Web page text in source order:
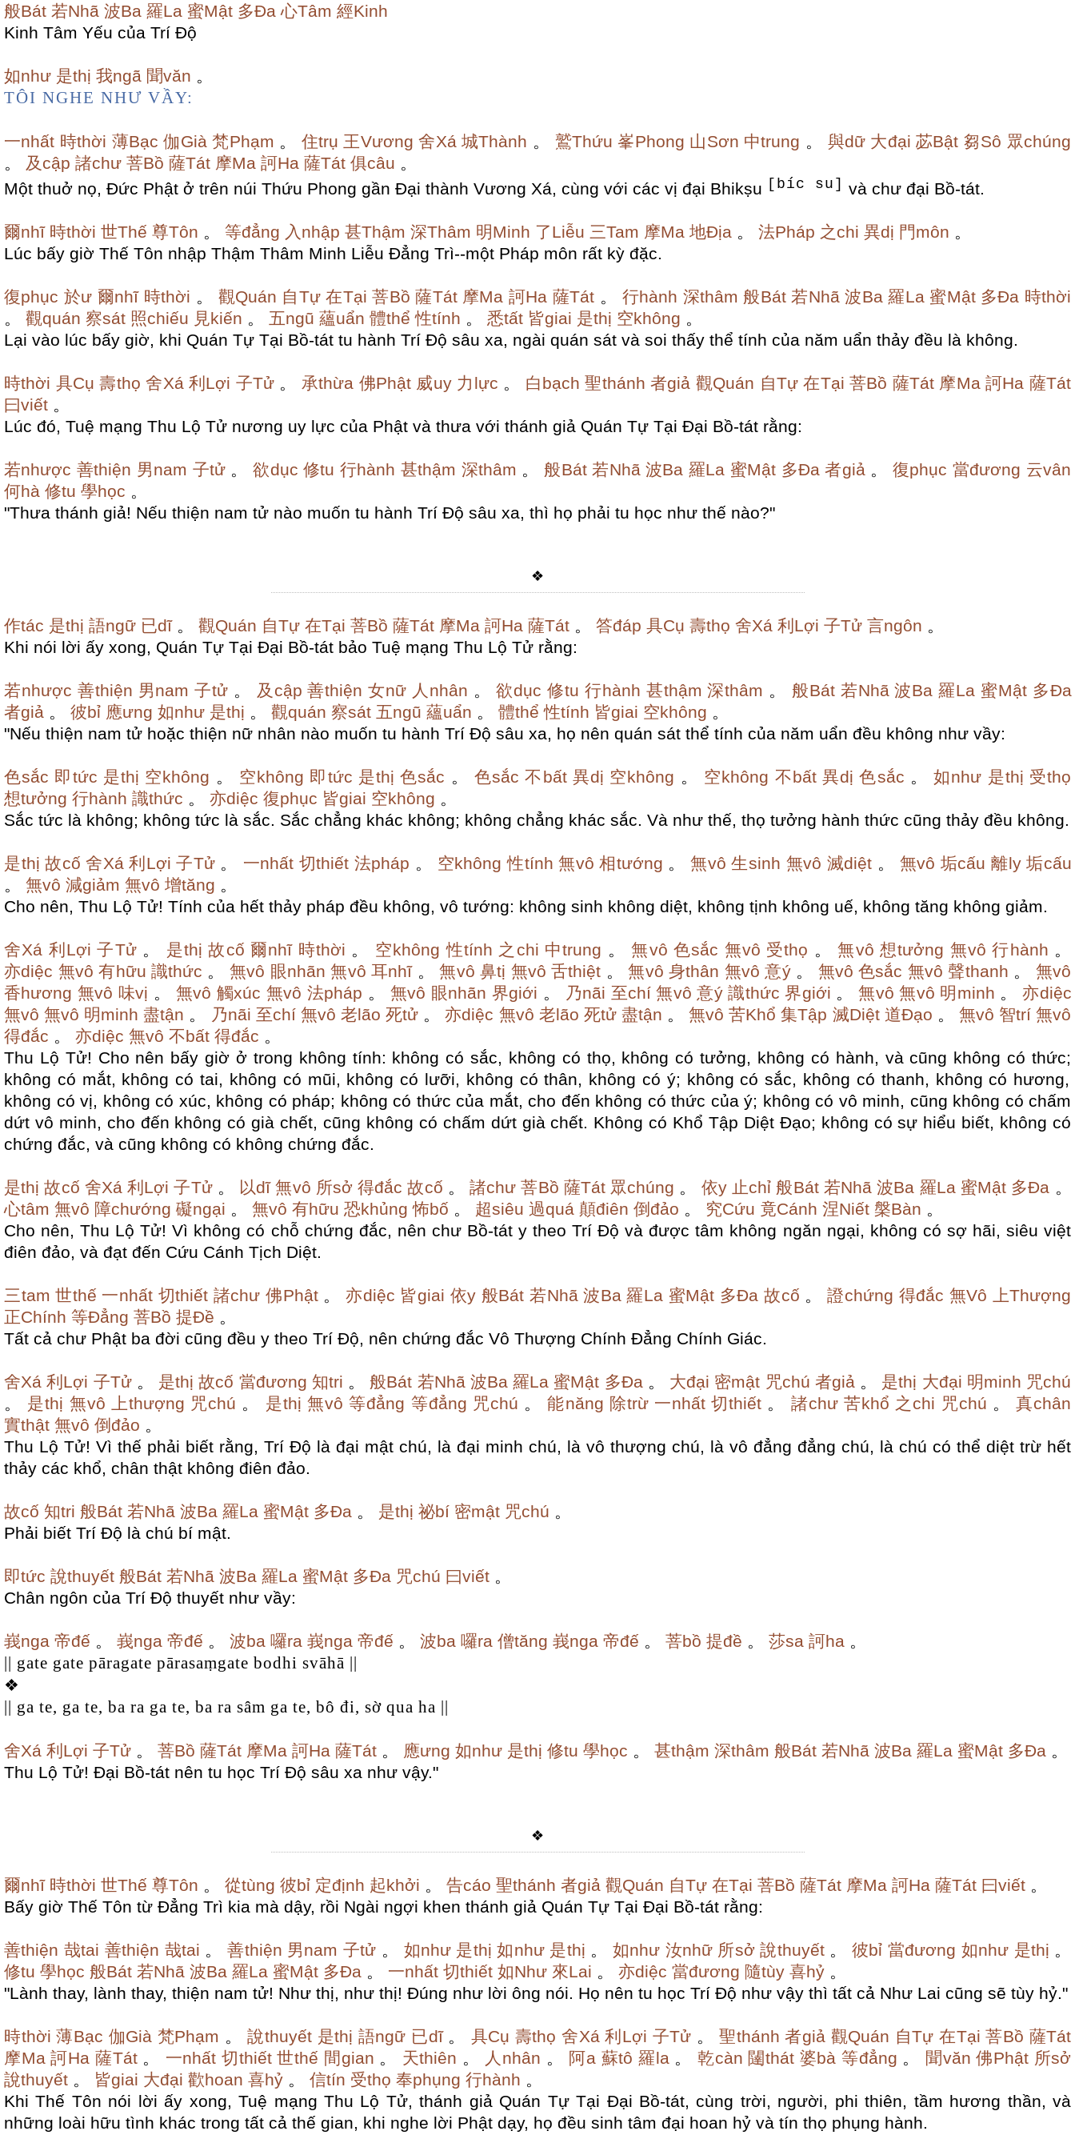
般Bát 若Nhã 波Ba 羅La 蜜Mật 多Đa 心Tâm 經Kinh
Kinh Tâm Yếu của Trí Độ
如như 是thị 我ngã 聞văn 。
TÔI NGHE NHƯ VẦY:
一nhất 時thời 薄Bạc 伽Già 梵Phạm 。 住trụ 王Vương 舍Xá 城Thành 。 鷲Thứu 峯Phong 山Sơn 中trung 。 與dữ 大đại 苾Bật 芻Sô 眾chúng
。
及cập 諸chư 菩Bồ 薩Tát 摩Ma 訶Ha 薩Tát 俱câu 。
Một thuở nọ, Đức Phật ở trên núi Thứu Phong gần Đại thành Vương Xá, cùng với các vị đại Bhikṣu [bíc su] và chư đại Bồ-tát.
爾nhĩ 時thời 世Thế 尊Tôn 。 等đẳng 入nhập 甚Thậm 深Thâm 明Minh 了Liễu 三Tam 摩Ma 地Địa 。 法Pháp 之chi 異dị 門môn 。
Lúc bấy giờ Thế Tôn nhập Thậm Thâm Minh Liễu Đẳng Trì--một Pháp môn rất kỳ đặc.
復phục 於ư 爾nhĩ 時thời 。 觀Quán 自Tự 在Tại 菩Bồ 薩Tát 摩Ma 訶Ha 薩Tát 。 行hành 深thâm 般Bát 若Nhã 波Ba 羅La 蜜Mật 多Đa 時thời
。
觀quán 察sát 照chiếu 見kiến 。 五ngũ 蘊uẩn 體thể 性tính 。 悉tất 皆giai 是thị 空không 。
Lại vào lúc bấy giờ, khi Quán Tự Tại Bồ-tát tu hành Trí Độ sâu xa, ngài quán sát và soi thấy thể tính của năm uẩn thảy đều là không.
時thời 具Cụ 壽thọ 舍Xá 利Lợi 子Tử。 承thừa 佛Phật 威uy 力lực 。 白bạch 聖thánh 者giả 觀Quán 自Tự 在Tại 菩Bồ 薩Tát 摩Ma 訶Ha 薩Tát
曰viết 。
Lúc đó, Tuệ mạng Thu Lộ Tử nương uy lực của Phật và thưa với thánh giả Quán Tự Tại Đại Bồ-tát rằng:
若nhược 善thiện 男nam 子tử。 欲dục 修tu 行hành 甚thậm 深thâm 。 般Bát 若Nhã 波Ba 羅La 蜜Mật 多Đa 者giả。 復phục 當đương 云vân
何hà 修tu 學học 。
"Thưa thánh giả! Nếu thiện nam tử nào muốn tu hành Trí Độ sâu xa, thì họ phải tu học như thế nào?"
❖
作tác 是thị 語ngữ 已dĩ。 觀Quán 自Tự 在Tại 菩Bồ 薩Tát 摩Ma 訶Ha 薩Tát 。 答đáp 具Cụ 壽thọ 舍Xá 利Lợi 子Tử 言ngôn 。
Khi nói lời ấy xong, Quán Tự Tại Đại Bồ-tát bảo Tuệ mạng Thu Lộ Tử rằng:
若nhược 善thiện 男nam 子tử 。 及cập 善thiện 女nữ 人nhân 。 欲dục 修tu 行hành 甚thậm 深thâm 。 般Bát 若Nhã 波Ba 羅La 蜜Mật 多Đa
者giả 。 彼bỉ 應ưng 如như 是thị 。 觀quán 察sát 五ngũ 蘊uẩn 。 體thể 性tính 皆giai 空không 。
"Nếu thiện nam tử hoặc thiện nữ nhân nào muốn tu hành Trí Độ sâu xa, họ nên quán sát thể tính của năm uẩn đều không như vầy:
色sắc 即tức 是thị 空không 。 空không 即tức 是thị 色sắc 。 色sắc 不bất 異dị 空không 。 空không 不bất 異dị 色sắc 。 如như 是thị 受thọ
想tưởng 行hành 識thức 。 亦diệc 復phục 皆giai 空không 。
Sắc tức là không; không tức là sắc. Sắc chẳng khác không; không chẳng khác sắc. Và như thế, thọ tưởng hành thức cũng thảy đều không.
是thị 故cố 舍Xá 利Lợi 子Tử。 一nhất 切thiết 法pháp 。 空không 性tính 無vô 相tướng 。 無vô 生sinh 無vô 滅diệt 。 無vô 垢cấu 離ly 垢cấu
。
無vô 減giảm 無vô 增tăng 。
Cho nên, Thu Lộ Tử! Tính của hết thảy pháp đều không, vô tướng: không sinh không diệt, không tịnh không uế, không tăng không giảm.
舍Xá 利Lợi 子Tử。 是thị 故cố 爾nhĩ 時thời 。 空không 性tính 之chi 中trung 。 無vô 色sắc 無vô 受thọ 。 無vô 想tưởng 無vô 行hành 。
亦diệc 無vô 有hữu 識thức 。 無vô 眼nhãn 無vô 耳nhĩ。 無vô 鼻tị 無vô 舌thiệt 。 無vô 身thân 無vô 意ý。 無vô 色sắc 無vô 聲thanh 。
無vô
香hương 無vô 味vị 。 無vô 觸xúc 無vô 法pháp 。 無vô 眼nhãn 界giới 。 乃nãi 至chí 無vô 意ý 識thức 界giới 。 無vô 無vô 明minh 。
亦diệc
無vô 無vô 明minh 盡tận 。 乃nãi 至chí 無vô 老lão 死tử 。 亦diệc 無vô 老lão 死tử 盡tận 。 無vô 苦Khổ 集Tập 滅Diệt 道Đạo 。 無vô 智trí 無vô
得đắc 。 亦diệc 無vô 不bất 得đắc 。
Thu Lộ Tử! Cho nên bấy giờ ở trong không tính: không có sắc, không có thọ, không có tưởng, không có hành, và cũng không có thức;
không có mắt, không có tai, không có mũi, không có lưỡi, không có thân, không có ý; không có sắc, không có thanh, không có hương,
không có vị, không có xúc, không có pháp; không có thức của mắt, cho đến không có thức của ý; không có vô minh, cũng không có chấm
dứt vô minh, cho đến không có già chết, cũng không có chấm dứt già chết. Không có Khổ Tập Diệt Đạo; không có sự hiểu biết, không có
chứng đắc, và cũng không có không chứng đắc.
是thị 故cố 舍Xá 利Lợi 子Tử。 以dĩ 無vô 所sở 得đắc 故cố 。 諸chư 菩Bồ 薩Tát 眾chúng 。 依y 止chỉ 般Bát 若Nhã 波Ba 羅La 蜜Mật 多Đa 。
心tâm 無vô 障chướng 礙ngại 。 無vô 有hữu 恐khủng 怖bố 。 超siêu 過quá 顛điên 倒đảo 。 究Cứu 竟Cánh 涅Niết 槃Bàn 。
Cho nên, Thu Lộ Tử! Vì không có chỗ chứng đắc, nên chư Bồ-tát y theo Trí Độ và được tâm không ngăn ngại, không có sợ hãi, siêu việt
điên đảo, và đạt đến Cứu Cánh Tịch Diệt.
三tam 世thế 一nhất 切thiết 諸chư 佛Phật。 亦diệc 皆giai 依y 般Bát 若Nhã 波Ba 羅La 蜜Mật 多Đa 故cố 。 證chứng 得đắc 無Vô
上Thượng
正Chính 等Đẳng 菩Bồ 提Đề 。
Tất cả chư Phật ba đời cũng đều y theo Trí Độ, nên chứng đắc Vô Thượng Chính Đẳng Chính Giác.
舍Xá 利Lợi 子Tử。 是thị 故cố 當đương 知tri 。 般Bát 若Nhã 波Ba 羅La 蜜Mật 多Đa。 大đại 密mật 咒chú 者giả。 是thị 大đại 明minh 咒chú
。
是thị 無vô 上thượng 咒chú 。 是thị 無vô 等đẳng 等đẳng 咒chú 。 能năng 除trừ 一nhất 切thiết 。 諸chư 苦khổ 之chi 咒chú 。
真chân
實thật 無vô 倒đảo 。
Thu Lộ Tử! Vì thế phải biết rằng, Trí Độ là đại mật chú, là đại minh chú, là vô thượng chú, là vô đẳng đẳng chú, là chú có thể diệt trừ hết
thảy các khổ, chân thật không điên đảo.
故cố 知tri 般Bát 若Nhã 波Ba 羅La 蜜Mật 多Đa 。 是thị 祕bí 密mật 咒chú 。
Phải biết Trí Độ là chú bí mật.
即tức 說thuyết 般Bát 若Nhã 波Ba 羅La 蜜Mật 多Đa 咒chú 曰viết 。
Chân ngôn của Trí Độ thuyết như vầy:
峩nga 帝đế 。 峩nga 帝đế 。 波ba 囉ra 峩nga 帝đế 。 波ba 囉ra 僧tăng 峩nga 帝đế 。 菩bồ 提đề 。 莎sa 訶ha 。
|| gate gate pāragate pārasaṃgate bodhi svāhā ||
❖
|| ga te, ga te, ba ra ga te, ba ra sâm ga te, bô đi, sờ qua ha ||
舍Xá 利Lợi 子Tử 。 菩Bồ 薩Tát 摩Ma 訶Ha 薩Tát 。 應ưng 如như 是thị 修tu 學học 。 甚thậm 深thâm 般Bát 若Nhã 波Ba 羅La 蜜Mật 多Đa 。
Thu Lộ Tử! Đại Bồ-tát nên tu học Trí Độ sâu xa như vậy."
❖
爾nhĩ 時thời 世Thế 尊Tôn 。 從tùng 彼bỉ 定định 起khởi 。 告cáo 聖thánh 者giả 觀Quán 自Tự 在Tại 菩Bồ 薩Tát 摩Ma 訶Ha 薩Tát 曰viết 。
Bấy giờ Thế Tôn từ Đẳng Trì kia mà dậy, rồi Ngài ngợi khen thánh giả Quán Tự Tại Đại Bồ-tát rằng:
善thiện 哉tai 善thiện 哉tai 。 善thiện 男nam 子tử 。 如như 是thị 如như 是thị 。 如như 汝nhữ 所sở 說thuyết。 彼bỉ 當đương 如như 是thị 。
修tu 學học 般Bát 若Nhã 波Ba 羅La 蜜Mật 多Đa 。 一nhất 切thiết 如Như 來Lai 。 亦diệc 當đương 隨tùy 喜hỷ 。
"Lành thay, lành thay, thiện nam tử! Như thị, như thị! Đúng như lời ông nói. Họ nên tu học Trí Độ như vậy thì tất cả Như Lai cũng sẽ tùy hỷ."
時thời 薄Bạc 伽Già 梵Phạm 。 說thuyết 是thị 語ngữ 已dĩ。 具Cụ 壽thọ 舍Xá 利Lợi 子Tử 。 聖thánh 者giả 觀Quán 自Tự 在Tại 菩Bồ 薩Tát
摩Ma 訶Ha 薩Tát。 一nhất 切thiết 世thế 間gian 。 天thiên 。 人nhân 。 阿a 蘇tô 羅la。 乾càn 闥thát 婆bà 等đẳng 。 聞văn 佛Phật 所sở
說thuyết 。 皆giai 大đại 歡hoan 喜hỷ 。 信tín 受thọ 奉phụng 行hành 。
Khi Thế Tôn nói lời ấy xong, Tuệ mạng Thu Lộ Tử, thánh giả Quán Tự Tại Đại Bồ-tát, cùng trời, người, phi thiên, tầm hương thần, và
những loài hữu tình khác trong tất cả thế gian, khi nghe lời Phật dạy, họ đều sinh tâm đại hoan hỷ và tín thọ phụng hành.